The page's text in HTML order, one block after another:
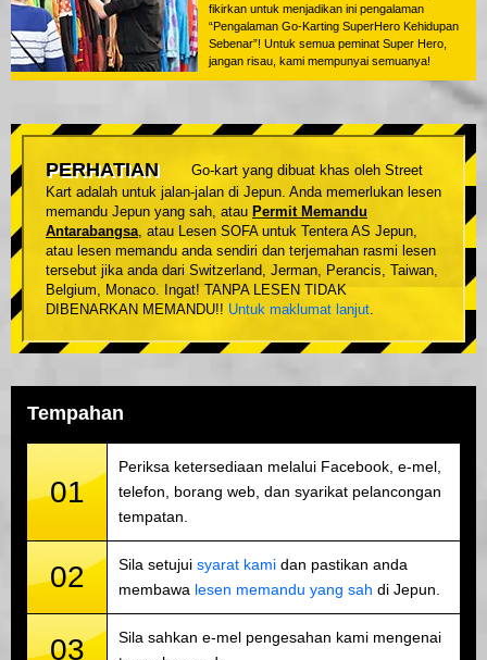
fikirkan untuk menjadikan ini pengalaman
“Pengalaman Go-Karting SuperHero Kehidupan
Sebenar”! Untuk semua peminat Super Hero,
jangan risau, kami mempunyai semuanya!
PERHATIAN
Go-kart yang dibuat khas oleh Street
Kart adalah untuk jalan-jalan di Jepun. Anda memerlukan lesen
memandu Jepun yang sah, atau Permit Memandu
Antarabangsa, atau Lesen SOFA untuk Tentera AS Jepun,
atau lesen memandu anda sendiri dan terjemahan rasmi lesen
tersebut jika anda dari Switzerland, Jerman, Perancis, Taiwan,
Belgium, Monaco. Ingat! TANPA LESEN TIDAK
DIBENARKAN MEMANDU!! Untuk maklumat lanjut.
Tempahan
01
Periksa ketersediaan melalui Facebook, e-mel,
telefon, borang web, dan syarikat pelancongan
tempatan.
02 Sila setujui syarat kami dan pastikan anda
membawa lesen memandu yang sah di Jepun.
03
Sila sahkan e-mel pengesahan kami mengenai